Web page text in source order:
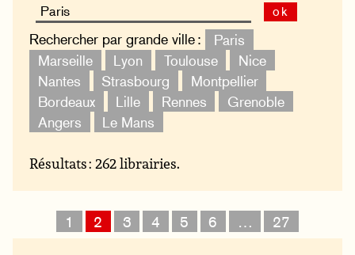
ok
Rechercher par grande ville :
Paris
Marseille
Lyon Toulouse
Nice
Nantes
Strasbourg
Montpellier
Bordeaux
Lille Rennes
Grenoble
Angers
Le Mans
Résultats : 262 librairies.
1 2 3 4 5 6 … 27